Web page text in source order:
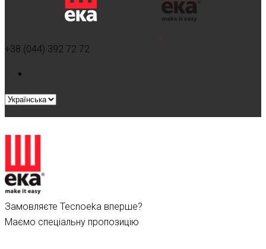
+38 (044) 392 72 72
Замовляєте Tecnoeka вперше?
Маємо спеціальну пропозицію